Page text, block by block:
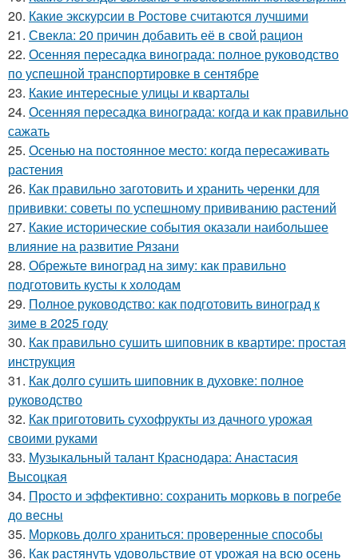
20. Какие экскурсии в Ростове считаются лучшими
21. Свекла: 20 причин добавить её в свой рацион
22. Осенняя пересадка винограда: полное руководство
по успешной транспортировке в сентябре
23. Какие интересные улицы и кварталы
24. Осенняя пересадка винограда: когда и как правильно
сажать
25. Осенью на постоянное место: когда пересаживать
растения
26. Как правильно заготовить и хранить черенки для
прививки: советы по успешному прививанию растений
27. Какие исторические события оказали наибольшее
влияние на развитие Рязани
28. Обрежьте виноград на зиму: как правильно
подготовить кусты к холодам
29. Полное руководство: как подготовить виноград к
зиме в 2025 году
30. Как правильно сушить шиповник в квартире: простая
инструкция
31. Как долго сушить шиповник в духовке: полное
руководство
32. Как приготовить сухофрукты из дачного урожая
своими руками
33. Музыкальный талант Краснодара: Анастасия
Высоцкая
34. Просто и эффективно: сохранить морковь в погребе
до весны
35. Морковь долго храниться: проверенные способы
36. Как растянуть удовольствие от урожая на всю осень